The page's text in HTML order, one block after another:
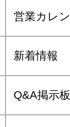
営業カレ
新着情報
Q&A掲示板